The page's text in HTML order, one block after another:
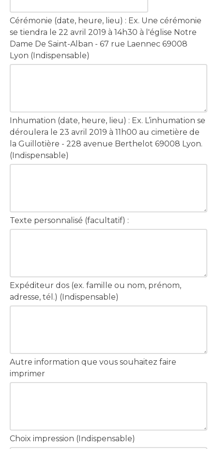
Cérémonie (date, heure, lieu) : Ex. Une cérémonie
se tiendra le 22 avril 2019 à 14h30 à l'église Notre
Dame De Saint-Alban - 67 rue Laennec 69008
Lyon (Indispensable)
Inhumation (date, heure, lieu) : Ex. L’inhumation se
déroulera le 23 avril 2019 à 11h00 au cimetière de
la Guillotière - 228 avenue Berthelot 69008 Lyon.
(Indispensable)
Texte personnalisé (facultatif) :
Expéditeur dos (ex. famille ou nom, prénom,
adresse, tél.) (Indispensable)
Autre information que vous souhaitez faire
imprimer
Choix impression (Indispensable)